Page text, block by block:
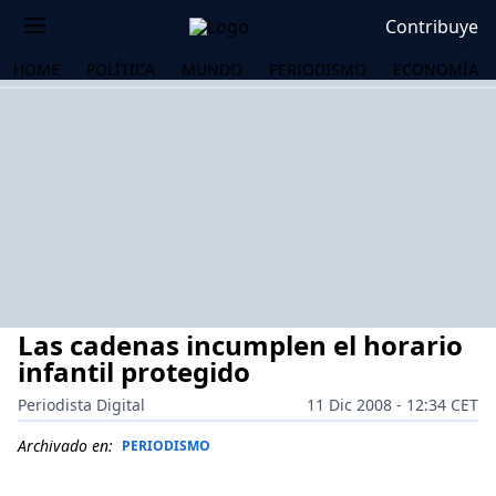
Contribuye
HOME POLÍTICA MUNDO PERIODISMO ECONOMÍA
Las cadenas incumplen el horario
infantil protegido
Periodista Digital
11 Dic 2008 - 12:34 CET
Archivado en: PERIODISMO